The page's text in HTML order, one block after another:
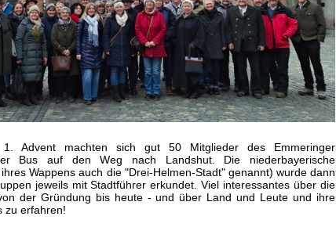
1. Advent machten sich gut 50 Mitglieder des Emmeringer
Bus auf den Weg nach Landshut. Die niederbayerische
Wappens auch die "Drei-Helmen-Stadt" genannt) wurde dann
jeweils mit Stadtführer erkundet. Viel interessantes über die
der Gründung bis heute - und über Land und Leute und ihre
zu erfahren!